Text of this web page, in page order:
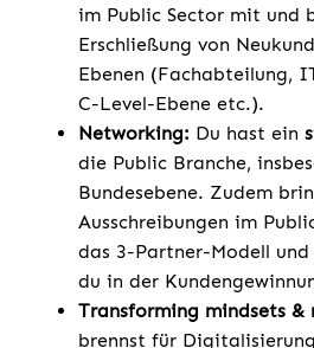
im Public Sector mit und
Erschließung von
Ebenen (Fachabteilung,
C-Level-Ebene etc.).
Networking: Du hast ein
die Public Branche,
Bundesebene. Zudem
Ausschreibungen im
das 3-Partner-Modell
du in der
Transforming mindsets &
brennst für